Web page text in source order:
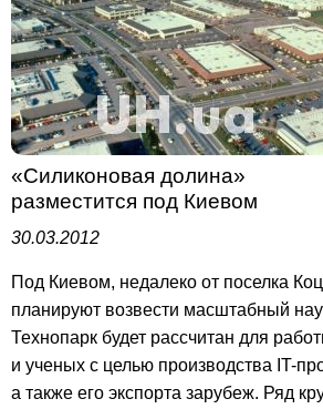
«Силиконовая долина»
разместится под Киевом
30.03.2012
Под Киевом, недалеко от поселка
планируют возвести масштабный
Технопарк будет рассчитан для
и ученых с целью производства IT-
а также его экспорта зарубеж. Ряд